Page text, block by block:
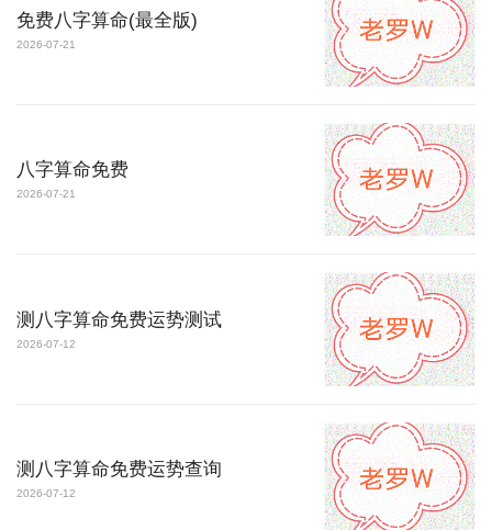
免费八字算命(最全版)
2026-07-21
八字算命免费
2026-07-21
测八字算命免费运势测试
2026-07-12
测八字算命免费运势查询
2026-07-12